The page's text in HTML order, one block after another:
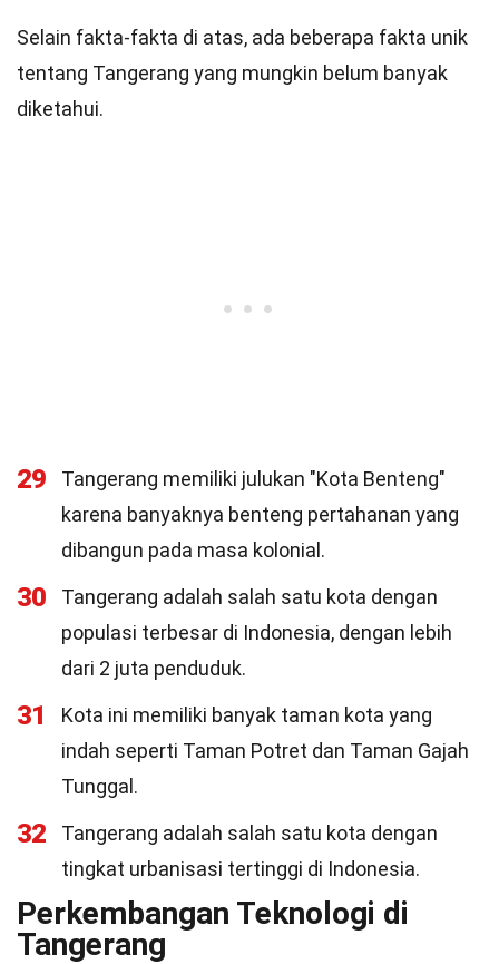
Selain fakta-fakta di atas, ada beberapa fakta unik
tentang Tangerang yang mungkin belum banyak
diketahui.
29
Tangerang memiliki julukan "Kota Benteng"
karena banyaknya benteng pertahanan yang
dibangun pada masa kolonial.
30
Tangerang adalah salah satu kota dengan
populasi terbesar di Indonesia, dengan lebih
dari 2 juta penduduk.
31
Kota ini memiliki banyak taman kota yang
indah seperti Taman Potret dan Taman Gajah
Tunggal.
32
Tangerang adalah salah satu kota dengan
tingkat urbanisasi tertinggi di Indonesia.
Perkembangan Teknologi di
Tangerang